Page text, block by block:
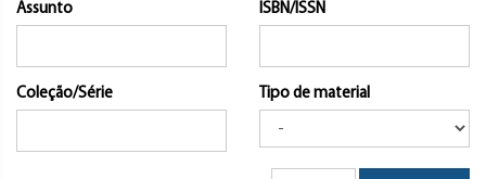
Assunto ISBN/ISSN
Coleção/Série Tipo de material